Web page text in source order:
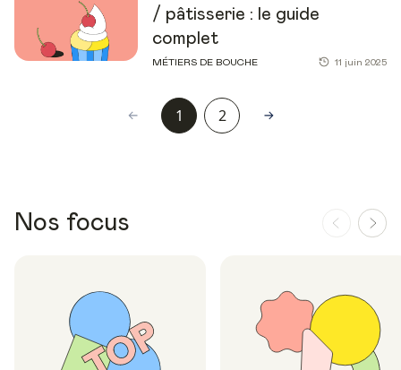
/ pâtisserie : le guide
complet
MÉTIERS DE BOUCHE 11 juin 2025
1 2
Nos focus